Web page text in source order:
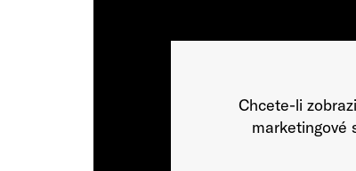
Chcete-li
marketingové